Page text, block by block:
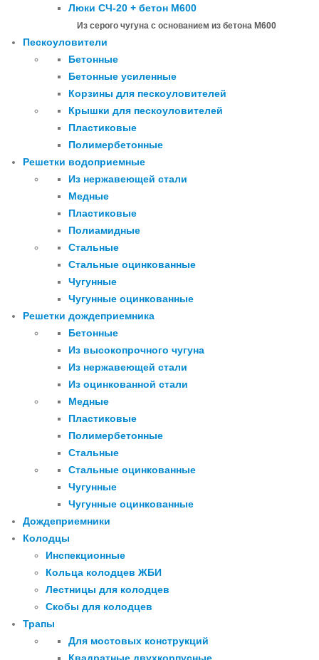
Люки СЧ-20 + бетон М600
Из серого чугуна с основанием из бетона М600
Пескоуловители
Бетонные
Бетонные усиленные
Корзины для пескоуловителей
Крышки для пескоуловителей
Пластиковые
Полимербетонные
Решетки водоприемные
Из нержавеющей стали
Медные
Пластиковые
Полиамидные
Стальные
Стальные оцинкованные
Чугунные
Чугунные оцинкованные
Решетки дождеприемника
Бетонные
Из высокопрочного чугуна
Из нержавеющей стали
Из оцинкованной стали
Медные
Пластиковые
Полимербетонные
Стальные
Стальные оцинкованные
Чугунные
Чугунные оцинкованные
Дождеприемники
Колодцы
Инспекционные
Кольца колодцев ЖБИ
Лестницы для колодцев
Скобы для колодцев
Трапы
Для мостовых конструкций